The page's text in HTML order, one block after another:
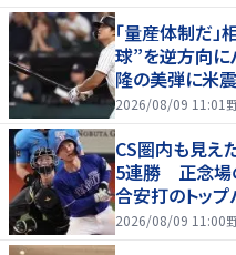
「量産体制だ
球”を逆方向
隆の美弾に米震
2026/08/09 11:01
CS圏内も見え
5連勝 正念場
合安打のトップ
2026/08/09 11:00